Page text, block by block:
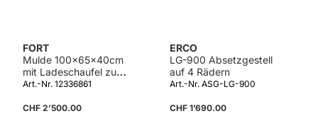
FORT
Mulde 100x65x40cm
mit Ladeschaufel zu
ALIEN HY 5.1/6.5.1
Art.-Nr. 12336861
CHF 2’500.00
ERCO
LG-900 Absetzgestell
auf 4 Rädern
Art.-Nr. ASG-LG-900
CHF 1’690.00